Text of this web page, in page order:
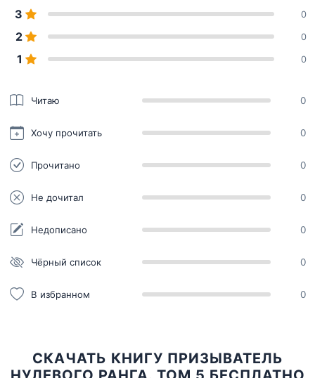
3 0
2 0
1 0
Читаю 0
Хочу прочитать 0
Прочитано 0
Не дочитал 0
Недописано 0
Чёрный список 0
В избранном 0
СКАЧАТЬ КНИГУ ПРИЗЫВАТЕЛЬ